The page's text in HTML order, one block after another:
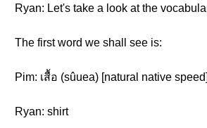
Ryan: Let's take a look at the
The first word we shall see is:
Pim: เสื้อ (sûuea) [natural native speed]
Ryan: shirt